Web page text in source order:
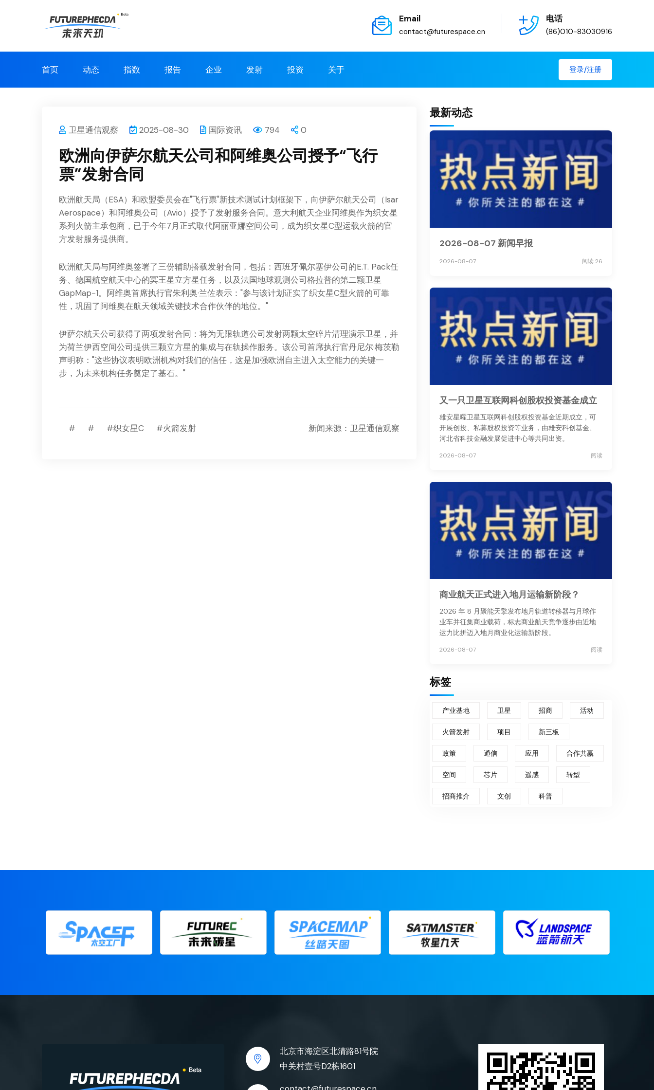
Email
contact@futurespace.cn
电话
(86)010-83030916
首页 动态 指数 报告 企业 发射 投资 关于 登录/注册
卫星通信观察 2025-08-30 国际资讯 794 0
欧洲向伊萨尔航天公司和阿维奥公司授予“飞行
票”发射合同
欧洲航天局（ESA）和欧盟委员会在"飞行票"新技术测试计划框架下，向伊萨尔航天公司（Isar
Aerospace）和阿维奥公司（Avio）授予了发射服务合同。意大利航天企业阿维奥作为织女星
系列火箭主承包商，已于今年7月正式取代阿丽亚娜空间公司，成为织女星C型运载火箭的官
方发射服务提供商。
欧洲航天局与阿维奥签署了三份辅助搭载发射合同，包括：西班牙佩尔塞伊公司的E.T. Pack任
务、德国航空航天中心的冥王星立方星任务，以及法国地球观测公司格拉普的第二颗卫星
GapMap-1。阿维奥首席执行官朱利奥·兰佐表示："参与该计划证实了织女星C型火箭的可靠
性，巩固了阿维奥在航天领域关键技术合作伙伴的地位。"
伊萨尔航天公司获得了两项发射合同：将为无限轨道公司发射两颗太空碎片清理演示卫星，并
为荷兰伊西空间公司提供三颗立方星的集成与在轨操作服务。该公司首席执行官丹尼尔·梅茨勒
声明称："这些协议表明欧洲机构对我们的信任，这是加强欧洲自主进入太空能力的关键一
步，为未来机构任务奠定了基石。"
# # #织女星C #火箭发射 新闻来源：卫星通信观察
最新动态
2026-08-07 新闻早报
2026-08-07 阅读 26
又一只卫星互联网科创股权投资基金成立
雄安星曜卫星互联网科创股权投资基金近期成立，可
开展创投、私募股权投资等业务，由雄安科创基金、
河北省科技金融发展促进中心等共同出资。
2026-08-07 阅读
商业航天正式进入地月运输新阶段？
2026 年 8 月聚能天擎发布地月轨道转移器与月球作
业车并征集商业载荷，标志商业航天竞争逐步由近地
运力比拼迈入地月商业化运输新阶段。
2026-08-07 阅读
标签
产业基地 卫星 招商 活动
火箭发射 项目 新三板
政策 通信 应用 合作共赢
空间 芯片 遥感 转型
招商推介 文创 科普
北京市海淀区北清路81号院
中关村壹号D2栋1601